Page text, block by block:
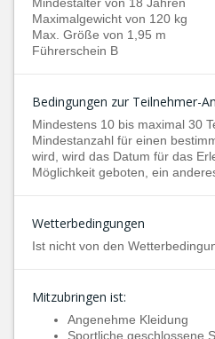
Maximalgewicht von 120 kg
Max. Größe von 1,95 m
Führerschein B
Bedingungen zur Teilnehmer-
Mindestens 10 bis maximal 30
Mindestanzahl für einen
wird, wird das Datum für das
Möglichkeit geboten, ein
Wetterbedingungen
Ist nicht von den
Mitzubringen ist:
Angenehme Kleidung
Sportliche geschlossene